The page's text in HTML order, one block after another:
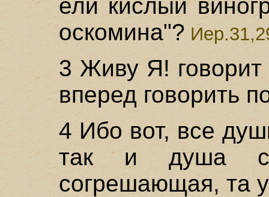
ели кислый
оскомина"?
3 Живу Я! говорит
вперед говорить
4 Ибо вот, все
так и душа
согрешающая, та